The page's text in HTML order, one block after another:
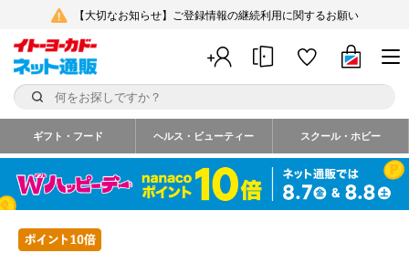
【大切なお知らせ】ご登録情報の継続利用に関するお願い
ギフト・フード ヘルス・ビューティー スクール・ホビー